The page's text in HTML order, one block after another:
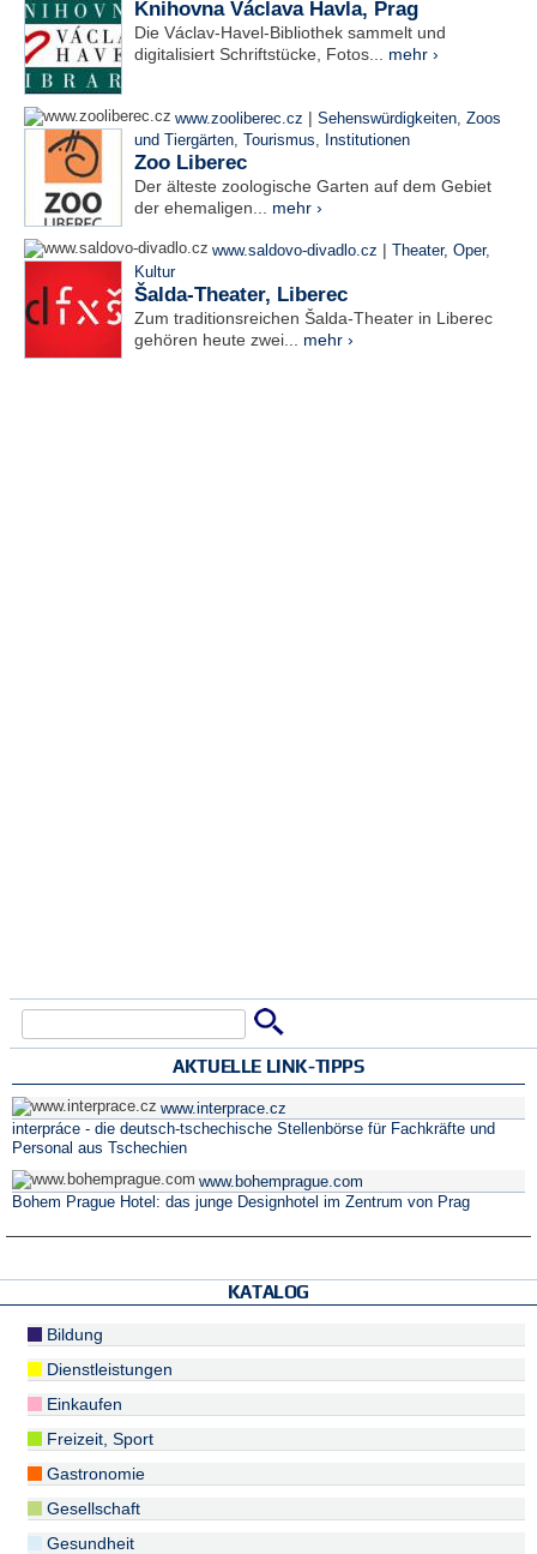
Knihovna Václava Havla, Prag
Die Václav-Havel-Bibliothek sammelt und
digitalisiert Schriftstücke, Fotos... mehr ›
www.zooliberec.cz | Sehenswürdigkeiten, Zoos
und Tiergärten, Tourismus, Institutionen
Zoo Liberec
Der älteste zoologische Garten auf dem Gebiet
der ehemaligen... mehr ›
www.saldovo-divadlo.cz | Theater, Oper,
Kultur
Šalda-Theater, Liberec
Zum traditionsreichen Šalda-Theater in Liberec
gehören heute zwei... mehr ›
AKTUELLE LINK-TIPPS
www.interprace.cz
interpráce - die deutsch-tschechische Stellenbörse für Fachkräfte und
Personal aus Tschechien
www.bohemprague.com
Bohem Prague Hotel: das junge Designhotel im Zentrum von Prag
KATALOG
Bildung
Dienstleistungen
Einkaufen
Freizeit, Sport
Gastronomie
Gesellschaft
Gesundheit